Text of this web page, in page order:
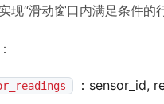
现“滑动窗口内满足条件的
：
：sensor_id,